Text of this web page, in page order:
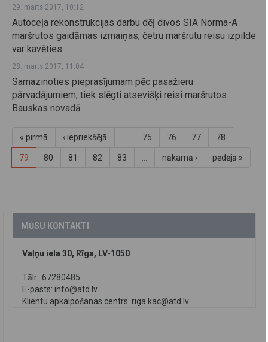
29. marts 2017, 10:12
Autoceļa rekonstrukcijas darbu dēļ divos SIA Norma-A
maršrutos gaidāmas izmaiņas; četru maršrutu reisu izpilde
var kavēties
28. marts 2017, 11:04
Samazinoties pieprasījumam pēc pasažieru
pārvadājumiem, tiek slēgti atsevišķi reisi maršrutos
Bauskas novadā
« pirmā ‹ iepriekšējā 75 76 77 78
79 80 81 82 83 nākamā › pēdējā »
MŪSU KONTAKTI
Vaļņu iela 30, Rīga, LV-1050
Tālr.: 67280485
E-pasts: info@atd.lv
Klientu apkalpošanas centrs: riga.kac@atd.lv